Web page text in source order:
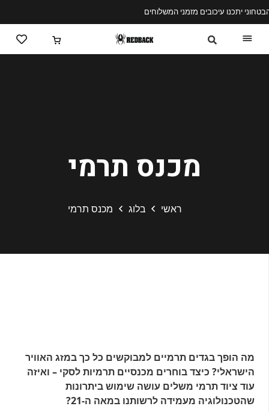
משלוחים חינם בהזמנות מעל 400 שח
מכנס תרמי
ראשי בלוג מכנס תרמי
מה הופך בגדים תרמיים למבוקשים כל כך במזג האוויר
הישראלי? כיצד בוחרים מכנסיים תרמיות לסקי – ואיזה
עוד ציוד תרמי משלים עושה שימוש ביתרונות
שהטכנולוגיה מעמידה לרשותנו במאה ה-21?